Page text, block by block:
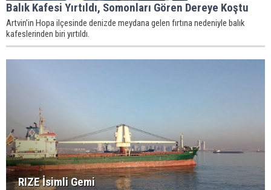
Balık Kafesi Yırtıldı, Somonları Gören Dereye Koştu
Artvin’in Hopa ilçesinde denizde meydana gelen fırtına nedeniyle balık
kafeslerinden biri yırtıldı.
RIZE İsimli Gemi